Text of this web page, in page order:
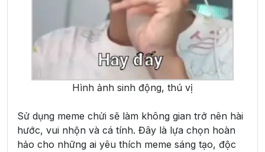
Hình ảnh sinh động, thú vị
Sử dụng meme chửi sẽ làm không gian trở nên hài
hước, vui nhộn và cá tính. Đây là lựa chọn hoàn
hảo cho những ai yêu thích meme sáng tạo, độc